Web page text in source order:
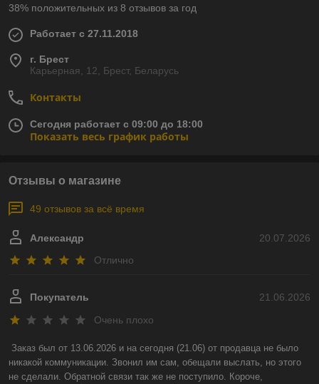
38% положительных из 8 отзывов за год
Работает с 27.11.2018
г. Брест
Карьерная, 12, Брест, Беларусь
Контакты
Сегодня работает с 09:00 до 18:00
Показать весь график работы
Отзывы о магазине
49 отзывов за всё время
20.07.2026
Александр
Отлично
21.06.2026
Покупатель
Очень плохо
Заказ был от 13.06.2026 и на сегодня (21.06) от продавца не было
никакой коммуникации. Звонил им сам, обещали выслать, но этого
не сделали. Обратной связи так же не поступило. Короче,